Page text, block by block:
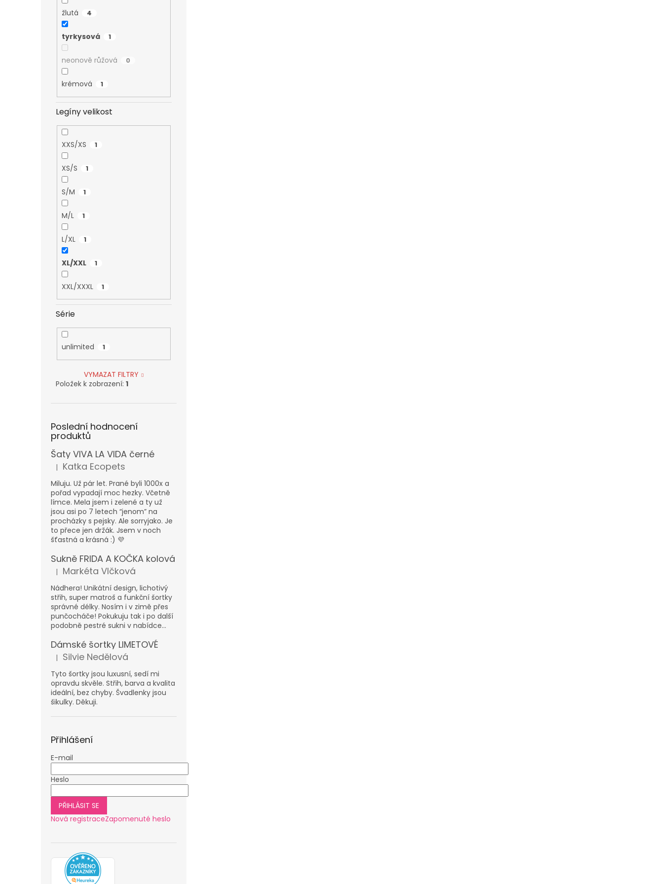
žlutá 4
tyrkysová 1
neonově růžová 0
krémová 1
Legíny velikost
XXS/XS 1
XS/S 1
S/M 1
M/L 1
L/XL 1
XL/XXL 1
XXL/XXXL 1
Série
unlimited 1
VYMAZAT FILTRY
Položek k zobrazení: 1
Poslední hodnocení
produktů
Šaty VIVA LA VIDA černé
Hodnocení produktu je 5 z 5 hvězdiček.
| Katka Ecopets
Miluju. Už pár let. Prané byli 1000x a
pořad vypadají moc hezky. Včetně
límce. Mela jsem i zelené a ty už
jsou asi po 7 letech “jenom” na
procházky s pejsky. Ale sorryjako. Je
to přece jen držák. Jsem v noch
šťastná a krásná :) 💜
Sukně FRIDA A KOČKA kolová
Hodnocení produktu je 5 z 5 hvězdiček.
| Markéta Vlčková
Nádhera! Unikátní design, lichotivý
střih, super matroš a funkční šortky
správné délky. Nosím i v zimě přes
punčocháče! Pokukuju tak i po další
podobně pestré sukni v nabídce...
Dámské šortky LIMETOVÉ
Hodnocení produktu je 5 z 5 hvězdiček.
| Silvie Nedělová
Tyto šortky jsou luxusní, sedí mi
opravdu skvěle. Střih, barva a kvalita
ideální, bez chyby. Švadlenky jsou
šikulky. Děkuji.
Přihlášení
E-mail
Heslo
PŘIHLÁSIT SE
Nová registraceZapomenuté heslo